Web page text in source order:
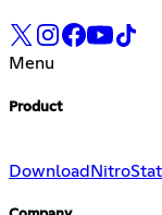
Menu
Product
Download Nitro